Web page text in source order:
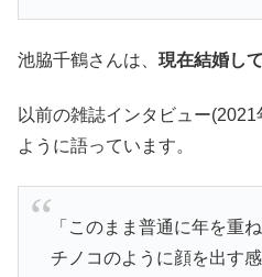
池脇千鶴さんは、 現在結婚し
以前の雑誌インタビュー
ように語っています。
「このまま普通に年を重
チノコのように顔を出す